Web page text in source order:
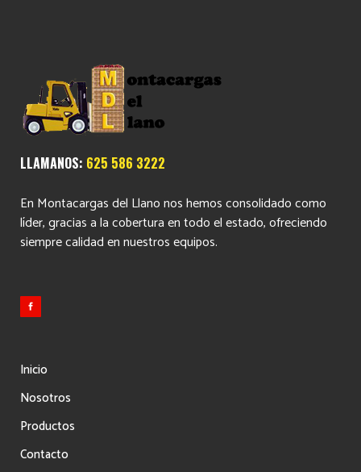
LLAMANOS: 625 586 3222
En Montacargas del Llano nos hemos consolidado como
líder, gracias a la cobertura en todo el estado, ofreciendo
siempre calidad en nuestros equipos.
Inicio
Nosotros
Productos
Contacto